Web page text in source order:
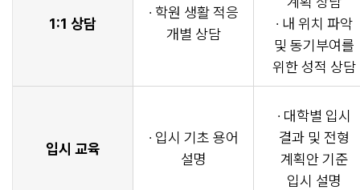
1:1 상담
· 학원 생활 적응
개별 상담
· 내 위치 파악
및 동기부여를
위한 성적 상담
입시 교육
· 입시 기초 용어
설명
· 대학별 입시
결과 및 전형
계획안 기준
입시 설명